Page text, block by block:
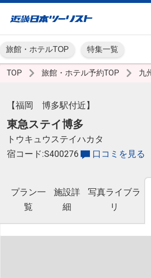
旅館・ホテルTOP 特集一覧
TOP 旅館・ホテル予約TOP 九
【福岡 博多駅付近】
東急ステイ博多
トウキュウステイハカタ
宿コード:S400276
口コミを見る
プラン一
覧
施設詳
細
写真ライブラ
リ